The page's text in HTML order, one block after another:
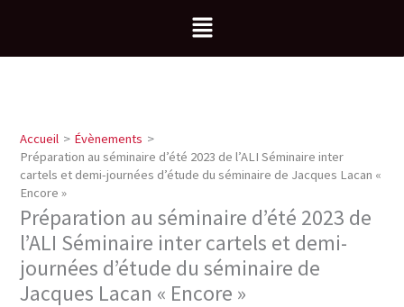
contenu
Menu
Accueil
Évènements
Préparation au séminaire d’été 2023 de l’ALI Séminaire inter
cartels et demi-journées d’étude du séminaire de Jacques Lacan «
Encore »
Préparation au séminaire d’été 2023 de
l’ALI Séminaire inter cartels et demi-
journées d’étude du séminaire de
Jacques Lacan « Encore »